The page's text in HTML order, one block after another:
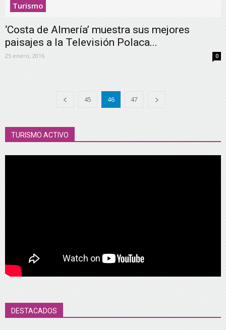
Turismo
‘Costa de Almería’ muestra sus mejores
paisajes a la Televisión Polaca...
25 enero, 2016 0
45 46 47
TURISMO ACTIVO
DESTACADOS